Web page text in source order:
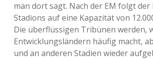
man dort sagt. Nach der EM folgt der
Stadions auf eine Kapazität von
Die überflüssigen Tribünen werden,
Entwicklungsländern häufig macht,
und an anderen Stadien wieder